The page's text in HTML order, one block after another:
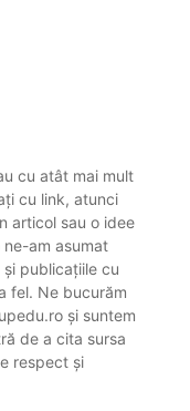
cu atât mai mult
cu link, atunci
articol sau o idee
am asumat
publicațiile cu
fel. Ne bucurăm
și suntem
de a cita sursa
respect și